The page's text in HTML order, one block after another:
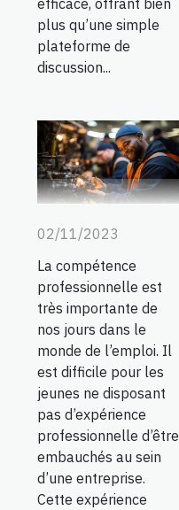
efficace, offrant bien
plus qu’une simple
plateforme de
discussion...
02/11/2023
La compétence
professionnelle est
très importante de
nos jours dans le
monde de l’emploi. Il
est difficile pour les
jeunes ne disposant
pas d’expérience
professionnelle d’être
embauchés au sein
d’une entreprise.
Cette expérience